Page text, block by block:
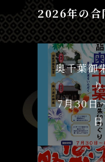
2026年の合
奥千葉御
り
7月30日
日